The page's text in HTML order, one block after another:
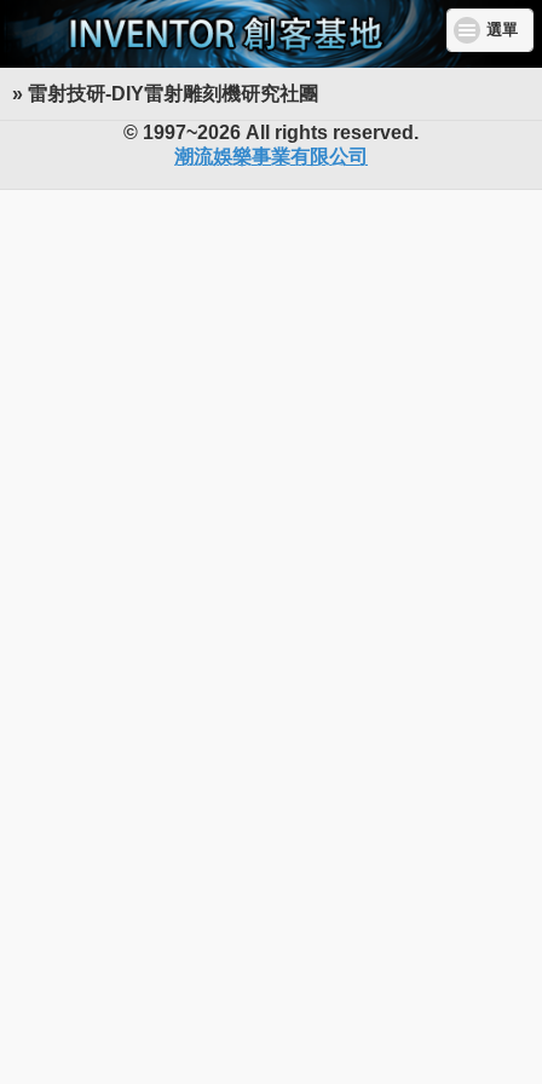
選單
» 雷射技研-DIY雷射雕刻機研究社團
INVENTOR 創客基地
© 1997~2026 All rights reserved.
潮流娛樂事業有限公司